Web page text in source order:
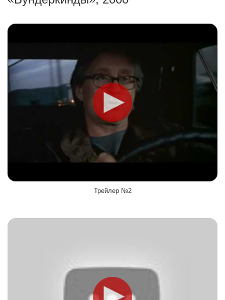
Трейлер №2